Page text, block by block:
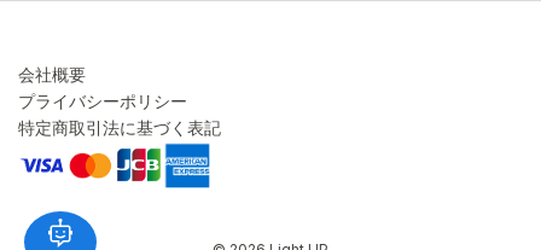
会社概要
プライバシーポリシー
特定商取引法に基づく表記